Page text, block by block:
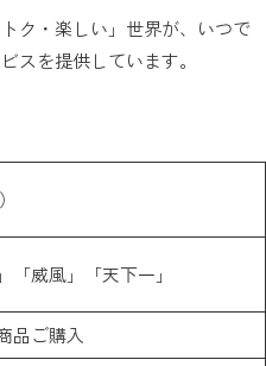
ク・楽しい」世界が、いつで
スを提供しています。
「威風」「天下一」
品ご購入